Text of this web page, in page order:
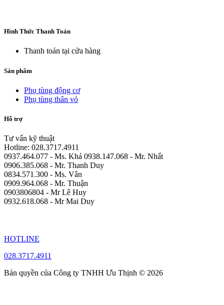
Hình Thức Thanh Toán
Thanh toán tại cửa hàng
Sản phẩm
Phụ tùng động cơ
Phụ tùng thân vỏ
Hỗ trợ
Tư vấn kỹ thuật
Hotline: 028.3717.4911
0937.464.077 - Ms. Khá 0938.147.068 - Mr. Nhất
0906.385.068 - Mr. Thanh Duy
0834.571.300 - Ms. Vân
0909.964.068 - Mr. Thuận
0903806804 - Mr Lê Huy
0932.618.068 - Mr Mai Duy
HOTLINE
028.3717.4911
Bản quyền của Công ty TNHH Ưu Thịnh © 2026